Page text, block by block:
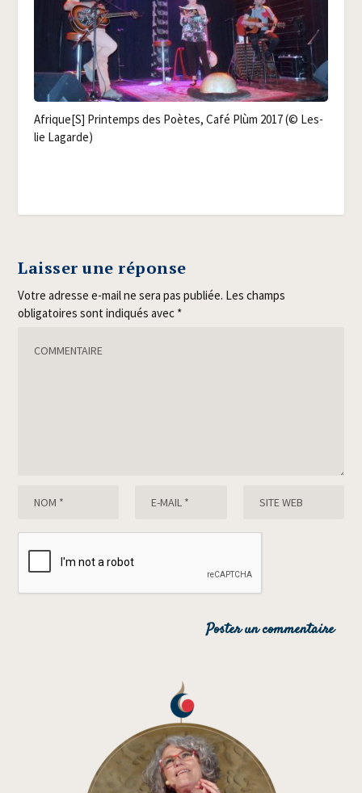
Afrique[S] Prin­temps des Poètes, Café Plùm 2017 (© Les­
lie Lagarde)
Laisser une réponse
Votre adresse e-mail ne sera pas publiée. Les champs
obligatoires sont indiqués avec *